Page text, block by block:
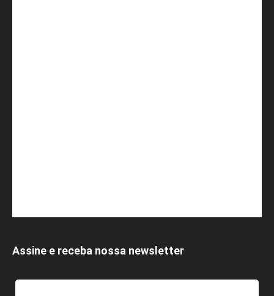
Assine e receba nossa newsletter